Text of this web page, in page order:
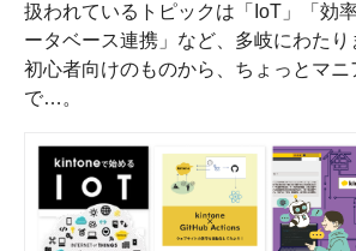
扱われているトピックは「IoT」「効
ータベース連携」など、多岐にわたり
初心者向けのものから、ちょっとマニ
で…。